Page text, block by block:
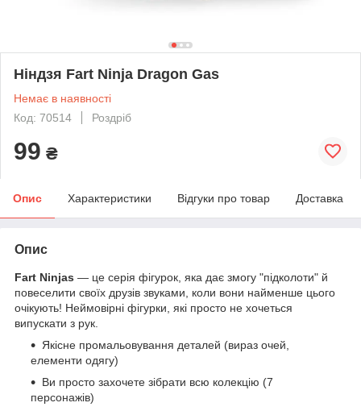
Ніндзя Fart Ninja Dragon Gas
Немає в наявності
Код: 70514
Роздріб
99 ₴
Опис Характеристики Відгуки про товар Доставка
Опис
Fart Ninjas — це серія фігурок, яка дає змогу "підколоти" й
повеселити своїх друзів звуками, коли вони найменше цього
очікують! Неймовірні фігурки, які просто не хочеться
випускати з рук.
Якісне промальовування деталей (вираз очей,
елементи одягу)
Ви просто захочете зібрати всю колекцію (7
персонажів)